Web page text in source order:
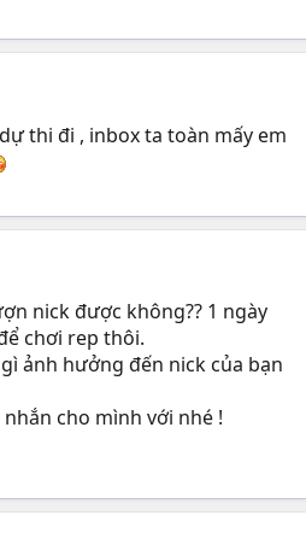
thi đi , inbox ta toàn mấy em
nick được không?? 1 ngày
chơi rep thôi.
ảnh hưởng đến nick của bạn
cho mình với nhé !